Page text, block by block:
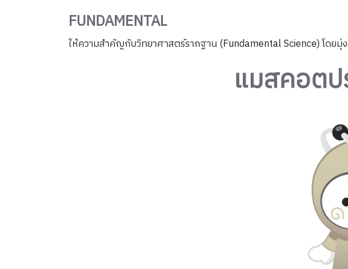
FUNDAMENTAL
ให้ความสําคัญกับวิทยาศาสตร์รากฐาน (Fundamental Science) โดย
แมสคอตป